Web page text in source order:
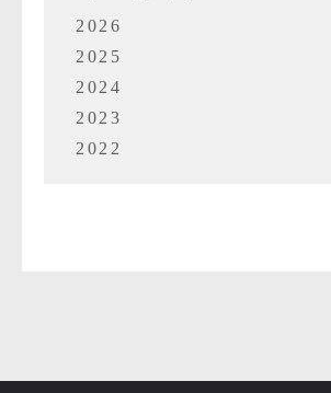
2026
2025
2024
2023
2022